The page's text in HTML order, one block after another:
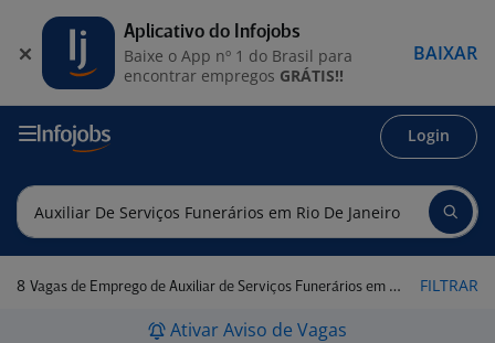
Login
8 Vagas de Emprego de Auxiliar de Serviços Funerários em Rio de Janeiro FILTRAR
Ativar Aviso de Vagas
Aplicativo do Infojobs
Baixe o App nº 1 do Brasil para
encontrar empregos GRÁTIS!!
BAIXAR